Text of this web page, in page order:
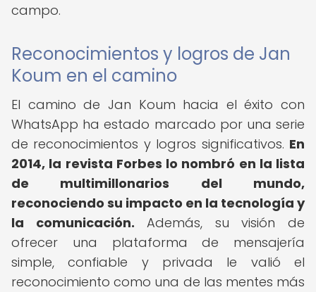
campo.
Reconocimientos y logros de Jan
Koum en el camino
El camino de Jan Koum hacia el éxito con
WhatsApp ha estado marcado por una serie
de reconocimientos y logros significativos. En
2014, la revista Forbes lo nombró en la lista
de multimillonarios del mundo,
reconociendo su impacto en la tecnología y
la comunicación. Además, su visión de
ofrecer una plataforma de mensajería
simple, confiable y privada le valió el
reconocimiento como una de las mentes más